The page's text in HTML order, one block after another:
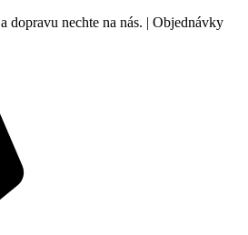
dopravu nechte na nás. | Objednávky